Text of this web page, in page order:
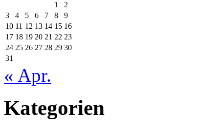
1
2
3
4 5 6 7 8
9
10 11 12 13 14 15 16
17 18 19 20 21 22 23
24 25 26 27 28 29 30
31
« Apr.
Kategorien